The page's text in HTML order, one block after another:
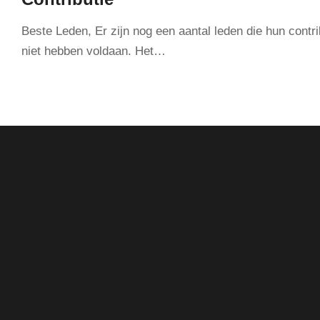
Beste Leden, Er zijn nog een aantal leden die hun
niet hebben voldaan. Het…